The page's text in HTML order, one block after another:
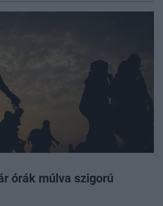
órák múlva szigorú